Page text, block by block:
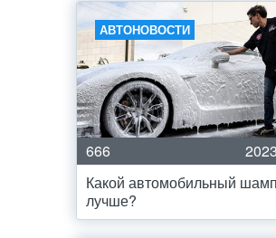
АВТОНОВОСТИ
666
Какой автомобильный
лучше?